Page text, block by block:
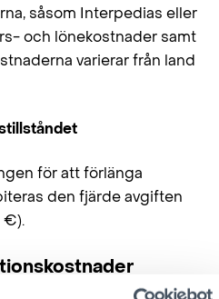
såsom Interpedias eller
och lönekostnader samt
varierar från land
för att förlänga
den fjärde avgiften
€).